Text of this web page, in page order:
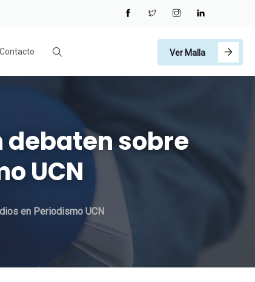
Contacto Ver Malla
debaten sobre
UCN
en Periodismo UCN